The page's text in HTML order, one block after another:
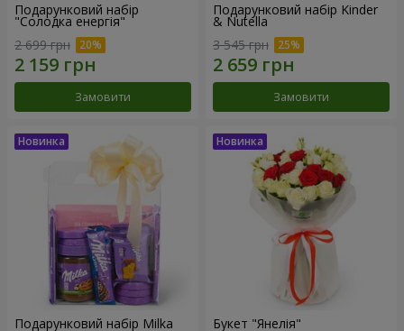
Подарунковий набір
"Солодка енергія"
2 699 грн
Замовити
Подарунковий набір Kinder
& Nutella
3 545 грн
Замовити
Подарунковий набір Milka Букет "Янелія"